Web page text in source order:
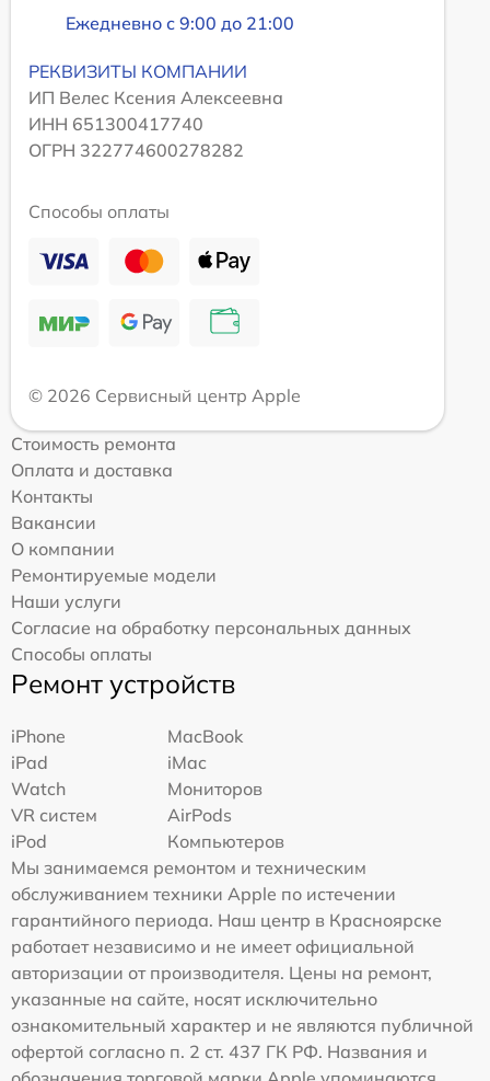
Ежедневно с 9:00 до 21:00
РЕКВИЗИТЫ КОМПАНИИ
ИП Велес Ксения Алексеевна
ИНН 651300417740
ОГРН 322774600278282
Способы оплаты
© 2026 Сервисный центр Apple
Стоимость ремонта
Оплата и доставка
Контакты
Вакансии
О компании
Ремонтируемые модели
Наши услуги
Согласие на обработку персональных данных
Способы оплаты
Ремонт устройств
iPhone
MacBook
iPad
iMac
Watch
Мониторов
VR систем
AirPods
iPod
Компьютеров
Мы занимаемся ремонтом и техническим
обслуживанием техники Apple по истечении
гарантийного периода. Наш центр в Красноярске
работает независимо и не имеет официальной
авторизации от производителя. Цены на ремонт,
указанные на сайте, носят исключительно
ознакомительный характер и не являются публичной
офертой согласно п. 2 ст. 437 ГК РФ. Названия и